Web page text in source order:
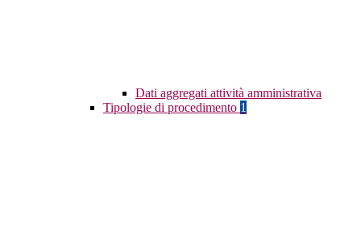
Dati aggregati attività amministrativa
Tipologie di procedimento 1